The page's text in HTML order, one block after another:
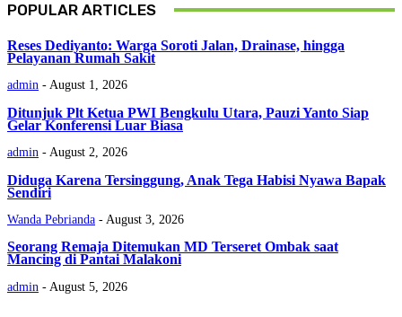
POPULAR ARTICLES
Reses Dediyanto: Warga Soroti Jalan, Drainase, hingga
Pelayanan Rumah Sakit
admin - August 1, 2026
Ditunjuk Plt Ketua PWI Bengkulu Utara, Pauzi Yanto Siap
Gelar Konferensi Luar Biasa
admin - August 2, 2026
Diduga Karena Tersinggung, Anak Tega Habisi Nyawa Bapak
Sendiri
Wanda Pebrianda - August 3, 2026
Seorang Remaja Ditemukan MD Terseret Ombak saat
Mancing di Pantai Malakoni
admin - August 5, 2026